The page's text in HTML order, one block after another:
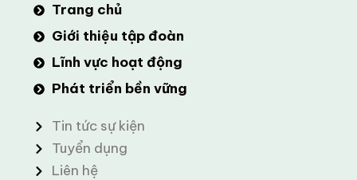
Trang chủ
Giới thiệu tập đoàn
Lĩnh vực hoạt động
Phát triển bền vững
Tin tức sự kiện
Tuyển dụng
Liên hệ